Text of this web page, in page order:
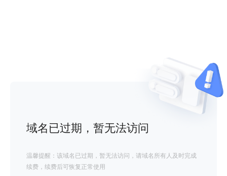
域名已过期，暂无法访问
温馨提醒：该域名已过期，暂无法访问，请域名所有人及时完成
续费，续费后可恢复正常使用